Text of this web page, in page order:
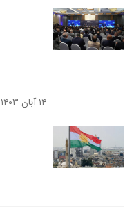
۱۴ آبان ۱۴۰۳